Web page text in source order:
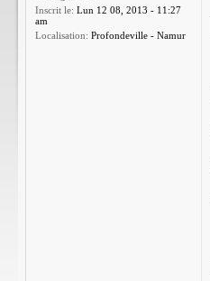
Inscrit le: Lun 12 08, 2013 - 11:27
am
Localisation: Profondeville - Namur